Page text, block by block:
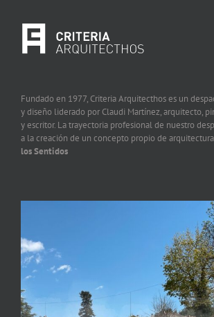
Fundado en 1977, Criteria Arquitecthos es un
y diseño liderado por Claudi Martínez, arquitecto,
y escritor. La trayectoria profesional de nuestro
a la creación de un concepto propio de
los Sentidos